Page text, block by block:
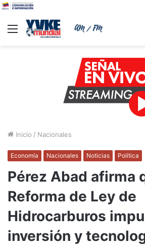
Menu
Inicio / Nacionales
Economía Nacionales Noticias Política
Pérez Abad afirma
Reforma de Ley de
Hidrocarburos
inversión y